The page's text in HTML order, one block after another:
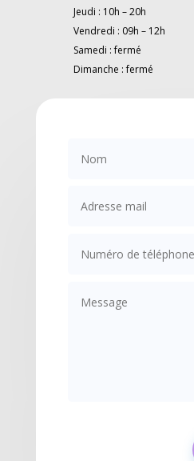
Jeudi : 10h – 20h
Vendredi : 09h – 12h
Samedi : fermé
Dimanche : fermé